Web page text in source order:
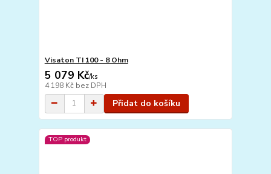
Visaton TI 100 - 8 Ohm
5 079 Kč/ks
4 198 Kč bez DPH
Přidat do košíku
TOP produkt